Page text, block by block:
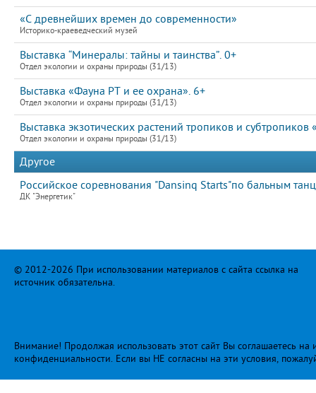
«С древнейших времен до современности»
Историко-краеведческий музей
Выставка “Минералы: тайны и таинства”. 0+
Отдел экологии и охраны природы (31/13)
Выставка «Фауна РТ и ее охрана». 6+
Отдел экологии и охраны природы (31/13)
Выставка экзотических растений тропиков и
Отдел экологии и охраны природы (31/13)
Другое
Российское соревнования "Dansinq Starts"по бальным
ДК "Энергетик"
© 2012-2026 При использовании материалов с сайта ссылка на
источник обязательна.
Внимание! Продолжая использовать этот сайт Вы соглашаетесь
конфиденциальности. Если вы НЕ согласны на эти условия,